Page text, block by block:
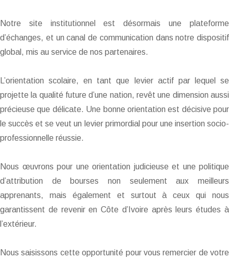
Notre site institutionnel est désormais une plateforme
d’échanges, et un canal de communication dans notre dispositif
global, mis au service de nos partenaires.
L’orientation scolaire, en tant que levier actif par lequel se
projette la qualité future d’une nation, revêt une dimension aussi
précieuse que délicate. Une bonne orientation est décisive pour
le succès et se veut un levier primordial pour une insertion socio-
professionnelle réussie.
Nous œuvrons pour une orientation judicieuse et une politique
d’attribution de bourses non seulement aux meilleurs
apprenants, mais également et surtout à ceux qui nous
garantissent de revenir en Côte d’Ivoire après leurs études à
l’extérieur.
Nous saisissons cette opportunité pour vous remercier de votre